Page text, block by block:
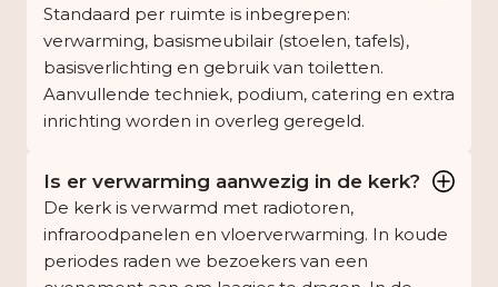
Standaard per ruimte is inbegrepen:
verwarming, basismeubilair (stoelen, tafels),
basisverlichting en gebruik van toiletten.
Aanvullende techniek, podium, catering en extra
inrichting worden in overleg geregeld.
Is er verwarming aanwezig in de kerk?
De kerk is verwarmd met radiotoren,
infraroodpanelen en vloerverwarming. In koude
periodes raden we bezoekers van een